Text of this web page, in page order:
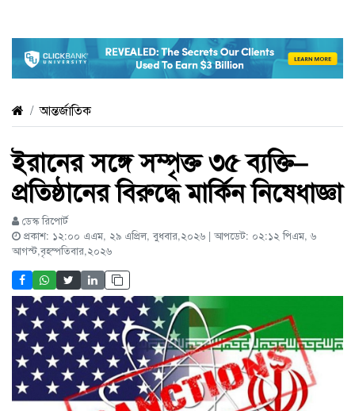
আন্তর্জাতিক
ইরানের সঙ্গে সম্পৃক্ত ৩৫ ব্যক্তি–
প্রতিষ্ঠানের বিরুদ্ধে মার্কিন নিষেধাজ্ঞা
ডেস্ক রিপোর্ট
প্রকাশ: ১২:০০ এএম, ২৯ এপ্রিল, বুধবার,২০২৬ | আপডেট: ০২:১২ পিএম, ৬
আগস্ট,বৃহস্পতিবার,২০২৬